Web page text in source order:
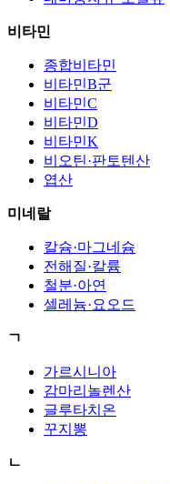
비타민
종합비타민
비타민B군
비타민C
비타민D
비타민K
비오틴·판토텐산
엽산
미네랄
칼슘·마그네슘
전해질·칼륨
철분·아연
셀레늄·요오드
ㄱ
가르시니아
감마리놀렌산
글루타치온
꾸지뽕
ㄴ